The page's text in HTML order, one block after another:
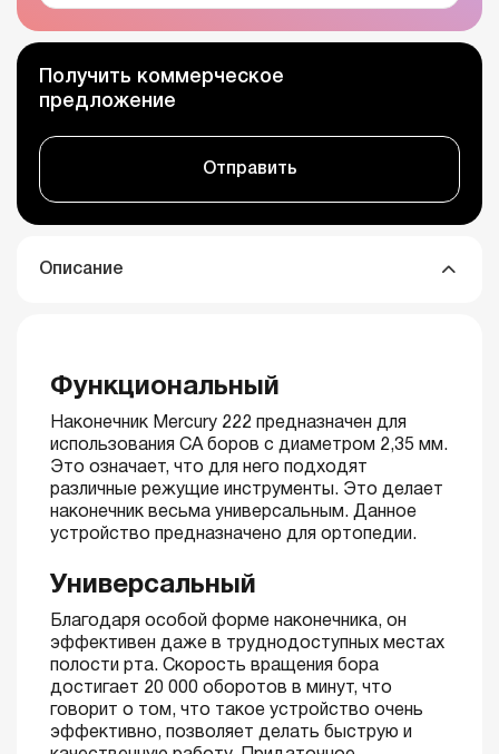
Получить коммерческое
предложение
Отправить
Описание
Функциональный
Наконечник Mercury 222 предназначен для
использования СА боров с диаметром 2,35 мм.
Это означает, что для него подходят
различные режущие инструменты. Это делает
наконечник весьма универсальным. Данное
устройство предназначено для ортопедии.
Универсальный
Благодаря особой форме наконечника, он
эффективен даже в труднодоступных местах
полости рта. Скорость вращения бора
достигает 20 000 оборотов в минут, что
говорит о том, что такое устройство очень
эффективно, позволяет делать быструю и